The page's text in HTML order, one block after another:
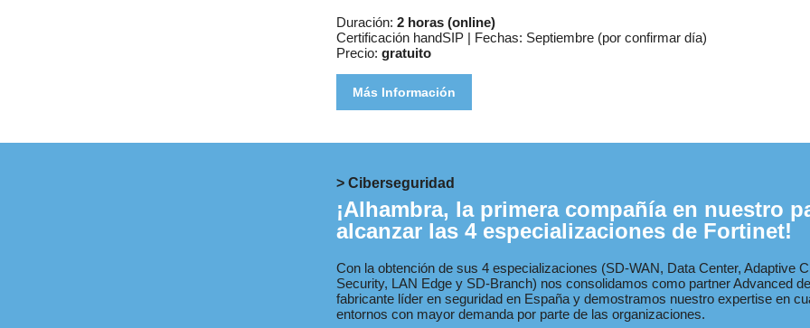
Duración: 2 horas (online)
Certificación handSIP | Fechas: Septiembre (por confirmar día)
Precio: gratuito
Más Información
> Ciberseguridad
¡Alhambra, la primera compañía en nuestro
alcanzar las 4 especializaciones de Fortinet!
Con la obtención de sus 4 especializaciones (SD-WAN, Data Center, Adaptive
Security, LAN Edge y SD-Branch) nos consolidamos como partner Advanced
fabricante líder en seguridad en España y demostramos nuestro expertise en
entornos con mayor demanda por parte de las organizaciones.